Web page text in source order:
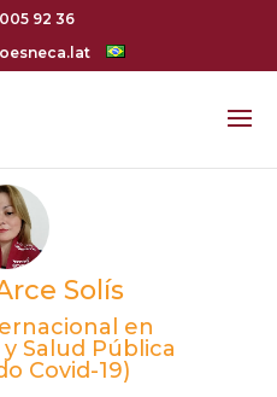
92 36
Solís
en
Salud Pública
Covid-19)